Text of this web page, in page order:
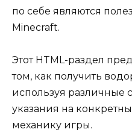
по себе являются
Minecraft.
Этот HTML-раздел
том, как получить
используя различные
указания на
механику игры.